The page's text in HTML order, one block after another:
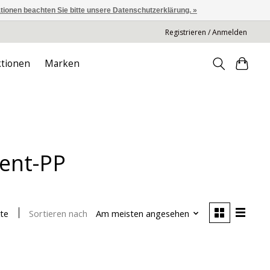
Registrieren / Anmelden
Marken
PP
Sortieren nach Am meisten angesehen
beachten Sie bitte unsere Datenschutzerklärung. »